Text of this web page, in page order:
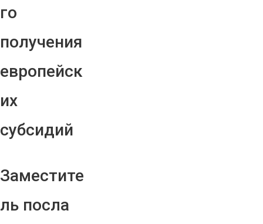
го
получения
европейск
их
субсидий
Заместите
ль посла